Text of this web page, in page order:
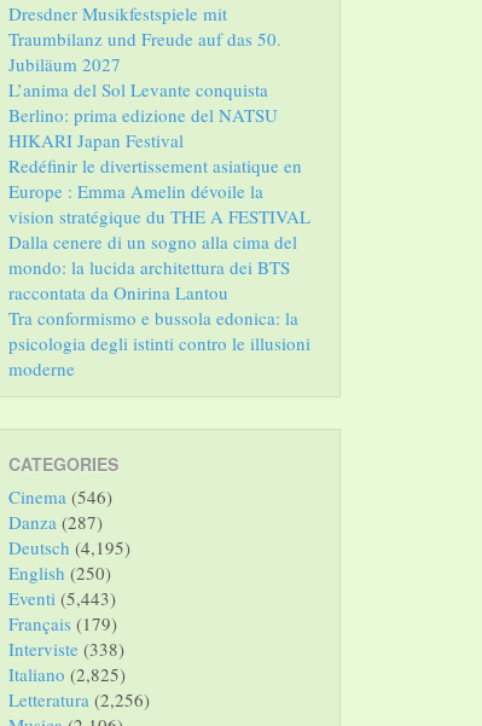
Dresdner Musikfestspiele mit
Traumbilanz und Freude auf das 50.
Jubiläum 2027
L’anima del Sol Levante conquista
Berlino: prima edizione del NATSU
HIKARI Japan Festival
Redéfinir le divertissement asiatique en
Europe : Emma Amelin dévoile la
vision stratégique du THE A FESTIVAL
Dalla cenere di un sogno alla cima del
mondo: la lucida architettura dei BTS
raccontata da Onirina Lantou
Tra conformismo e bussola edonica: la
psicologia degli istinti contro le illusioni
moderne
CATEGORIES
Cinema (546)
Danza (287)
Deutsch (4,195)
English (250)
Eventi (5,443)
Français (179)
Interviste (338)
Italiano (2,825)
Letteratura (2,256)